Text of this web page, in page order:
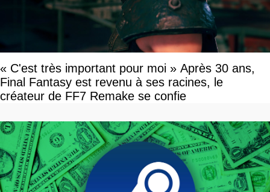
« C'est très important pour moi » Après 30 ans,
Final Fantasy est revenu à ses racines, le
créateur de FF7 Remake se confie